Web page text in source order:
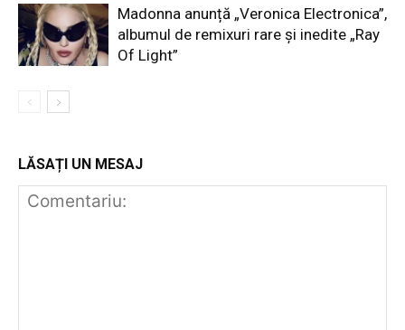
Madonna anunță „Veronica Electronica”,
albumul de remixuri rare și inedite „Ray
Of Light”
LĂSAȚI UN MESAJ